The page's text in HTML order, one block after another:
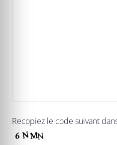
Recopiez le code suivant